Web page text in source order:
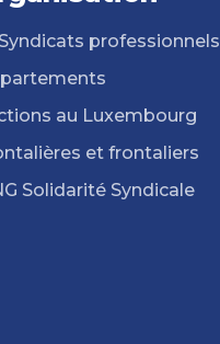
professionnels
au Luxembourg
et frontaliers
Solidarité Syndicale